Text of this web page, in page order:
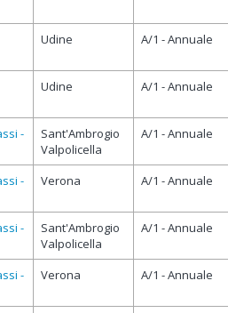
Udine A/1 - Annuale
Udine A/1 - Annuale
-
Sant'Ambrogio
Valpolicella
A/1 - Annuale
-
Verona A/1 - Annuale
-
Sant'Ambrogio
Valpolicella
A/1 - Annuale
-
Verona A/1 - Annuale